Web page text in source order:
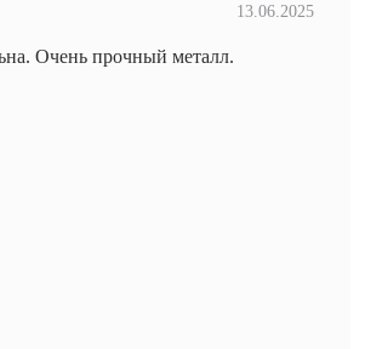
13.06.2025
Очень прочный металл.